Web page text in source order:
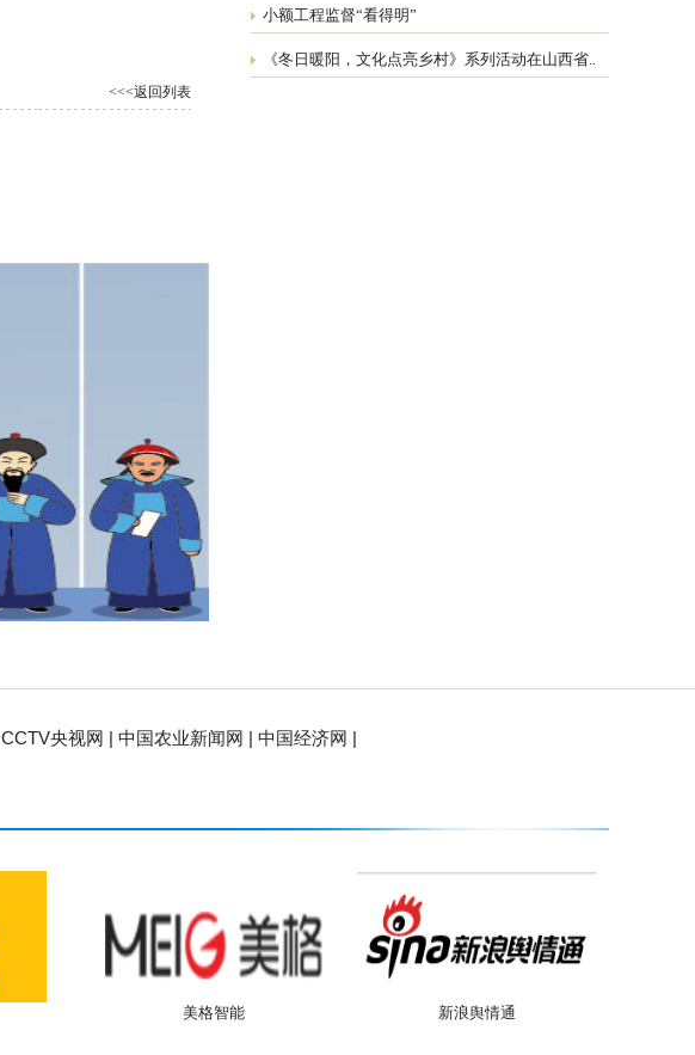
<<<返回列表
小额工程监督“看得明”
《冬日暖阳，文化点亮乡村》系列活动在山西省..
CCTV央视网 | 中国农业新闻网 | 中国经济网 |
美格智能 新浪舆情通